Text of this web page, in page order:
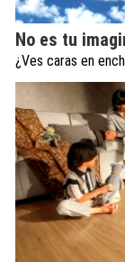
No es tu
¿Ves caras en